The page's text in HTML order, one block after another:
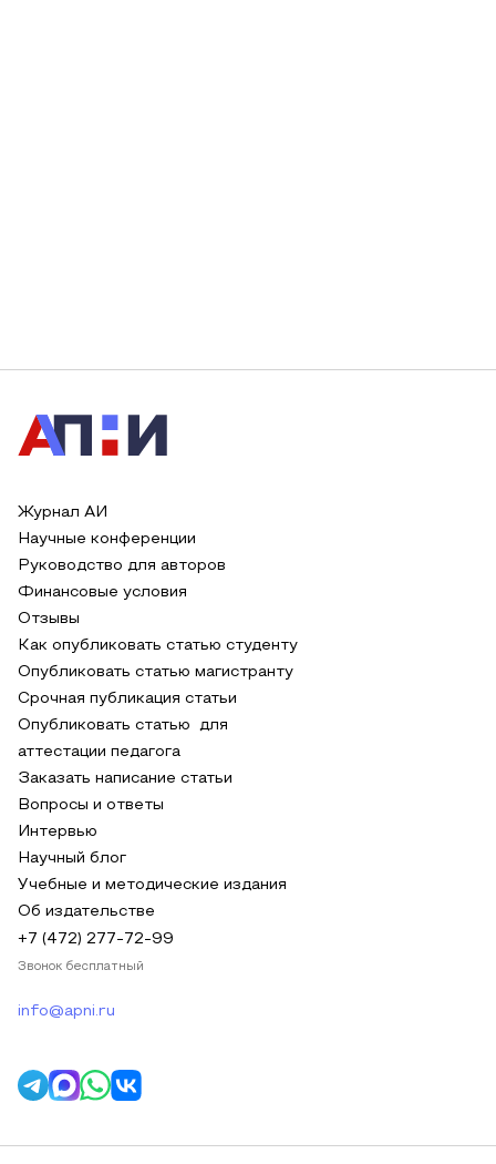
Журнал АИ
Научные конференции
Руководство для авторов
Финансовые условия
Отзывы
Как опубликовать статью студенту
Опубликовать статью магистранту
Срочная публикация статьи
Опубликовать статью для
аттестации педагога
Заказать написание статьи
Вопросы и ответы
Интервью
Научный блог
Учебные и методические издания
Об издательстве
+7 (472) 277-72-99
Звонок бесплатный
info@apni.ru